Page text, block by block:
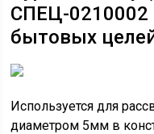
СПЕЦ-0210002
бытовых
Используется для
диаметром 5мм в